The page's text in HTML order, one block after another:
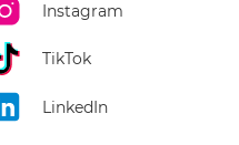
Instagram
TikTok
LinkedIn